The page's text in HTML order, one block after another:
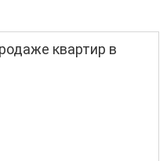
квартир в